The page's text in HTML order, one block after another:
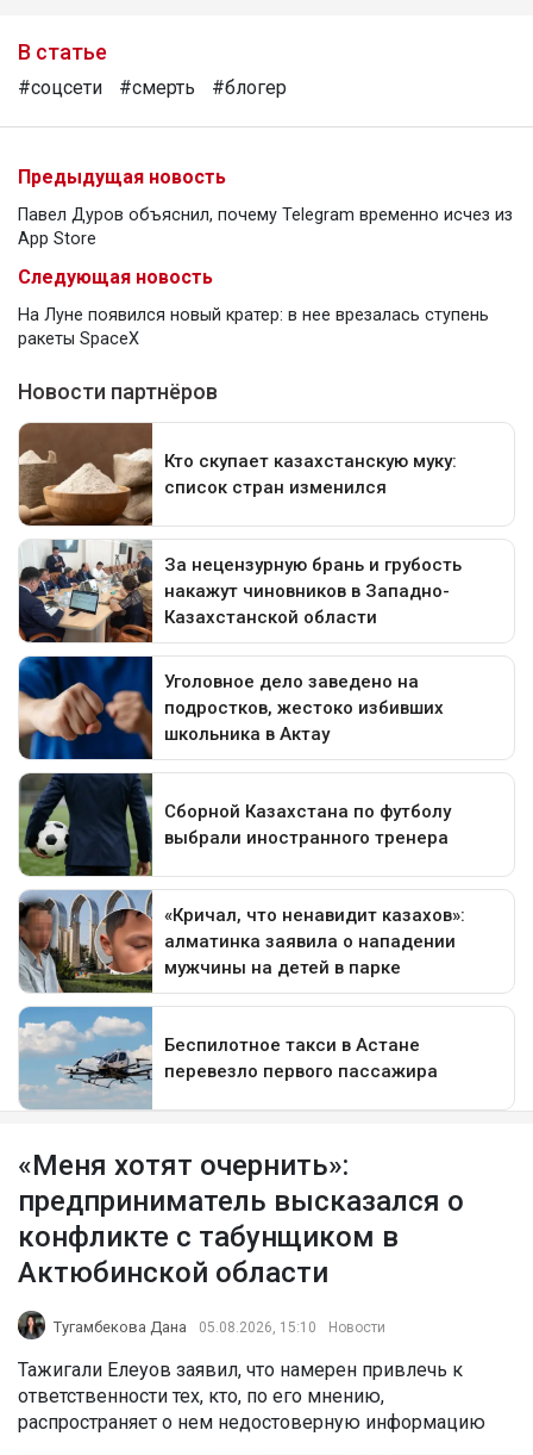
В статье
#соцсети #смерть #блогер
Предыдущая новость
Павел Дуров объяснил, почему Telegram временно исчез из
App Store
Следующая новость
На Луне появился новый кратер: в нее врезалась ступень
ракеты SpaceX
«Меня хотят очернить»:
предприниматель высказался о
конфликте с табунщиком в
Актюбинской области
Тугамбекова Дана 05.08.2026, 15:10 Новости
Тажигали Елеуов заявил, что намерен привлечь к
ответственности тех, кто, по его мнению,
распространяет о нем недостоверную информацию